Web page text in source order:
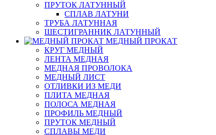
ПРУТОК ЛАТУННЫЙ
СПЛАВ ЛАТУНИ
ТРУБА ЛАТУННАЯ
ШЕСТИГРАННИК ЛАТУННЫЙ
МЕДНЫЙ ПРОКАТ
КРУГ МЕДНЫЙ
ЛЕНТА МЕДНАЯ
МЕДНАЯ ПРОВОЛОКА
МЕДНЫЙ ЛИСТ
ОТЛИВКИ ИЗ МЕДИ
ПЛИТА МЕДНАЯ
ПОЛОСА МЕДНАЯ
ПРОФИЛЬ МЕДНЫЙ
ПРУТОК МЕДНЫЙ
СПЛАВЫ МЕДИ